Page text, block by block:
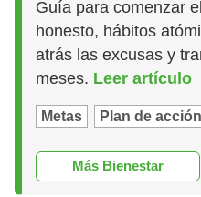
Guía para comenzar
honesto, hábitos
atrás las excusas y
meses. Leer artículo
Metas Plan de acción
Más Bienestar